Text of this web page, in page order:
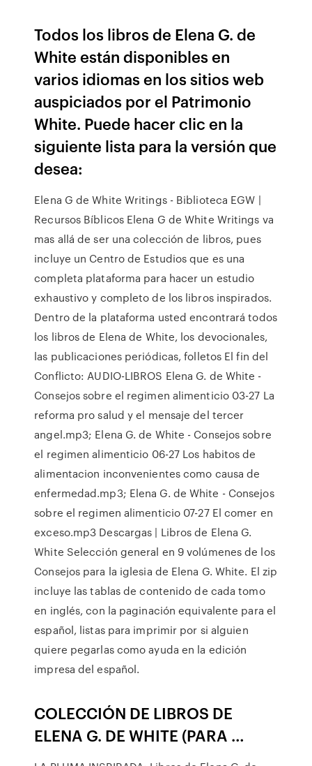
Todos los libros de Elena G. de
White están disponibles en
varios idiomas en los sitios web
auspiciados por el Patrimonio
White. Puede hacer clic en la
siguiente lista para la versión que
desea:
Elena G de White Writings - Biblioteca EGW |
Recursos Bíblicos Elena G de White Writings va
mas allá de ser una colección de libros, pues
incluye un Centro de Estudios que es una
completa plataforma para hacer un estudio
exhaustivo y completo de los libros inspirados.
Dentro de la plataforma usted encontrará todos
los libros de Elena de White, los devocionales,
las publicaciones periódicas, folletos El fin del
Conflicto: AUDIO-LIBROS Elena G. de White -
Consejos sobre el regimen alimenticio 03-27 La
reforma pro salud y el mensaje del tercer
angel.mp3; Elena G. de White - Consejos sobre
el regimen alimenticio 06-27 Los habitos de
alimentacion inconvenientes como causa de
enfermedad.mp3; Elena G. de White - Consejos
sobre el regimen alimenticio 07-27 El comer en
exceso.mp3 Descargas | Libros de Elena G.
White Selección general en 9 volúmenes de los
Consejos para la iglesia de Elena G. White. El zip
incluye las tablas de contenido de cada tomo
en inglés, con la paginación equivalente para el
español, listas para imprimir por si alguien
quiere pegarlas como ayuda en la edición
impresa del español.
COLECCIÓN DE LIBROS DE
ELENA G. DE WHITE (PARA …